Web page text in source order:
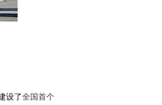
设了全国首个